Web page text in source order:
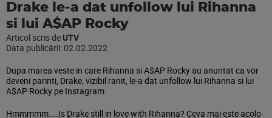
Drake le-a dat unfollow lui Rihanna
si lui A$AP Rocky
Articol scris de UTV
Data publicării: 02.02.2022
Dupa marea veste in care Rihanna si A$AP Rocky au anuntat ca vor
deveni parinti, Drake, vizibil ranit, le-a dat unfollow lui Rihanna si lui
A$AP Rocky pe Instagram.
Hmmmmm....Is Drake still in love with Rihanna? Ceva mai este acolo